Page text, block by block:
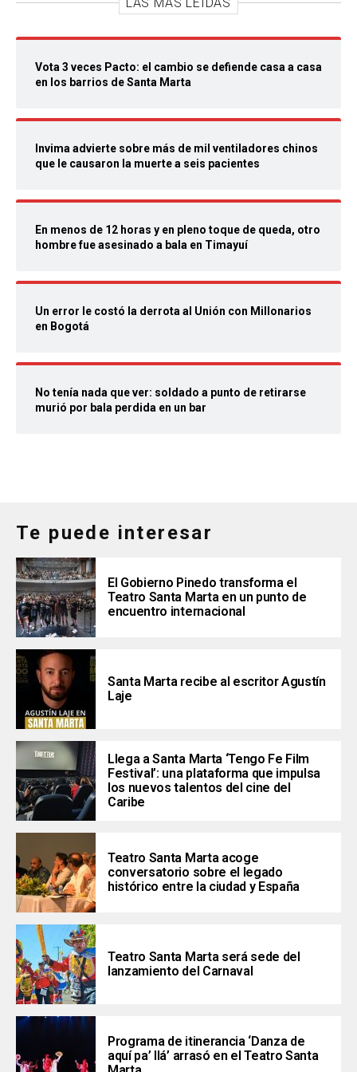
Vota 3 veces Pacto: el cambio se defiende casa a casa
en los barrios de Santa Marta
Invima advierte sobre más de mil ventiladores chinos
que le causaron la muerte a seis pacientes
En menos de 12 horas y en pleno toque de queda, otro
hombre fue asesinado a bala en Timayuí
Un error le costó la derrota al Unión con Millonarios
en Bogotá
No tenía nada que ver: soldado a punto de retirarse
murió por bala perdida en un bar
Te puede interesar
El Gobierno Pinedo transforma el
Teatro Santa Marta en un punto de
encuentro internacional
Santa Marta recibe al escritor Agustín
Laje
Llega a Santa Marta ‘Tengo Fe Film
Festival’: una plataforma que impulsa
los nuevos talentos del cine del
Caribe
Teatro Santa Marta acoge
conversatorio sobre el legado
histórico entre la ciudad y España
Teatro Santa Marta será sede del
lanzamiento del Carnaval
Programa de itinerancia ‘Danza de
aquí pa’ llá’ arrasó en el Teatro Santa